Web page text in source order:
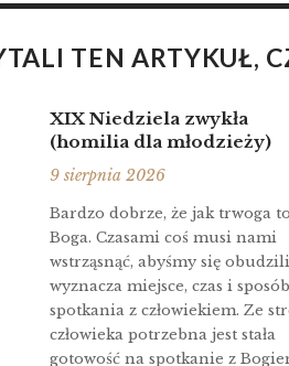
TEN ARTYKUŁ,
XIX Niedziela zwykła
(homilia dla młodzieży)
9 sierpnia 2026
Bardzo dobrze, że jak trwoga
Boga. Czasami coś musi nami
wstrząsnąć, abyśmy się
wyznacza miejsce, czas i sposób
spotkania z człowiekiem. Ze
człowieka potrzebna jest stała
gotowość na spotkanie z